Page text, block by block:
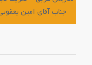
جناب آقای امین